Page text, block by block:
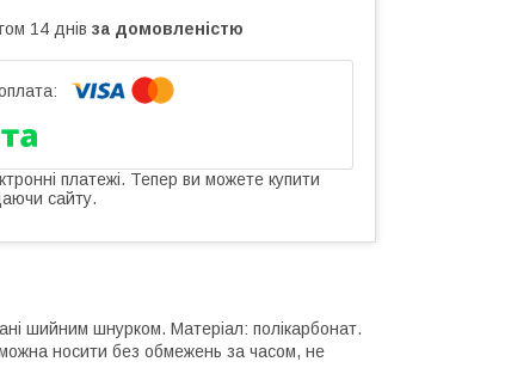
14 днів за домовленістю
платежі. Тепер ви можете купити
сайту.
шийним шнурком. Матеріал: полікарбонат.
носити без обмежень за часом, не